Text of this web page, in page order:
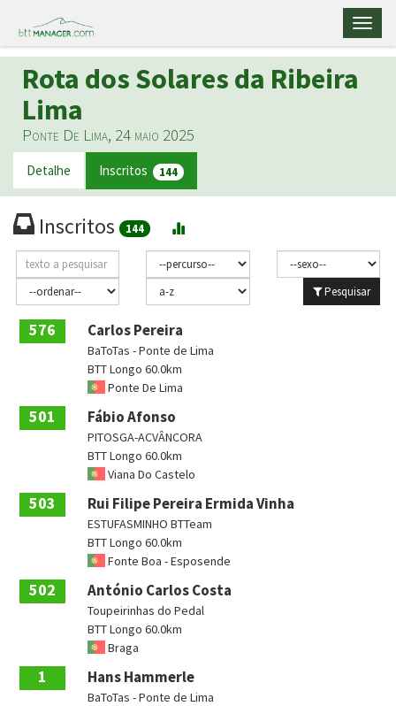
Rota dos Solares da Ribeira
Lima
Ponte De Lima, 24 maio 2025
Detalhe Inscritos 144
Inscritos 144
Pesquisar
576 Carlos Pereira
BaToTas - Ponte de Lima
BTT Longo 60.0km
Ponte De Lima
501 Fábio Afonso
PITOSGA-ACVÂNCORA
BTT Longo 60.0km
Viana Do Castelo
503 Rui Filipe Pereira Ermida Vinha
ESTUFASMINHO BTTeam
BTT Longo 60.0km
Fonte Boa - Esposende
502 António Carlos Costa
Toupeirinhas do Pedal
BTT Longo 60.0km
Braga
1 Hans Hammerle
BaToTas - Ponte de Lima